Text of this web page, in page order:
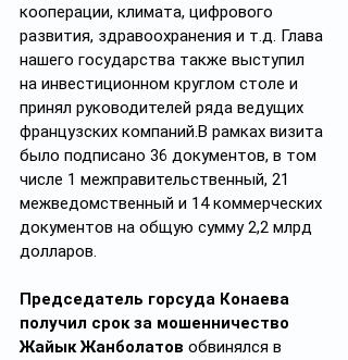
кооперации, климата, цифрового
развития, здравоохранения и т.д. Глава
нашего государства также выступил
на инвестиционном круглом столе и
принял руководителей ряда ведущих
французских компаний.В рамках визита
было подписано 36 документов, в том
числе 1 межправительственный, 21
межведомственный и 14 коммерческих
документов на общую сумму 2,2 млрд
долларов.
Председатель горсуда Конаева
получил срок за мошенничество
Жайык Жанболатов обвинялся в